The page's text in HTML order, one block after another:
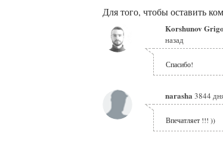
Для того, чтобы оставить
Korshunov
назад
Спасибо!
narasha 3844
Впечатляет !!! ))